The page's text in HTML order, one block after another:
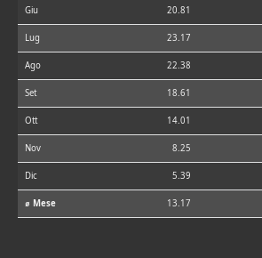
Giu 20.81
Lug 23.17
Ago 22.38
Set 18.61
Ott 14.01
Nov 8.25
Dic 5.39
⌀ Mese 13.17